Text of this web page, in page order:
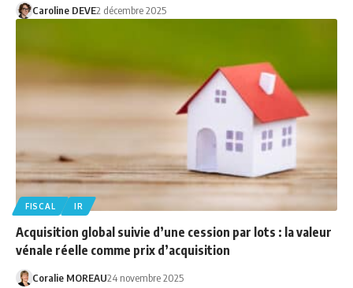
Caroline DEVE2 décembre 2025
FISCAL IR
Acquisition global suivie d’une cession par lots : la valeur
vénale réelle comme prix d’acquisition
Coralie MOREAU24 novembre 2025